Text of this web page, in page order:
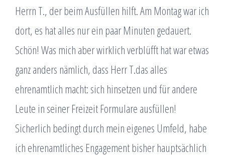
Herrn T., der beim Ausfüllen hilft. Am Montag war ich
dort, es hat alles nur ein paar Minuten gedauert.
Schön! Was mich aber wirklich verblüfft hat war etwas
ganz anders nämlich, dass Herr T.das alles
ehrenamtlich macht: sich hinsetzen und für andere
Leute in seiner Freizeit Formulare ausfüllen!
Sicherlich bedingt durch mein eigenes Umfeld, habe
ich ehrenamtliches Engagement bisher hauptsächlich